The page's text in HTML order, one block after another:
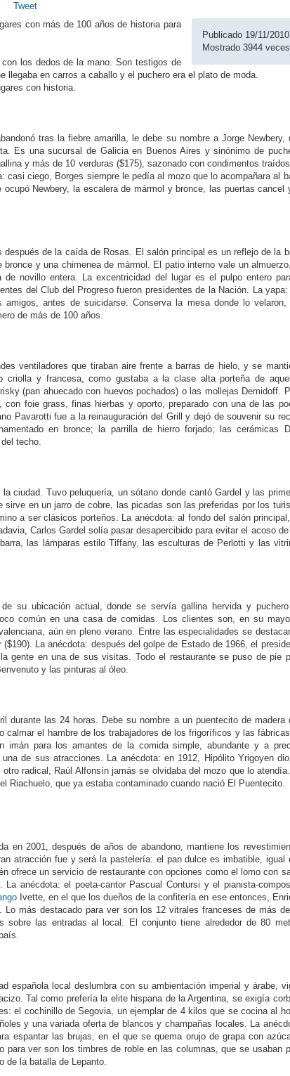
Tweet
Publicado 19/11/2010
Mostrado 3944
con más de 100 años de historia para
los dedos de la mano. Son testigos de
llegaba en carros a caballo y el puchero era el plato de moda.
con historia.
tras la fiebre amarilla, le debe su nombre a Jorge Newbery,
Es una sucursal de Galicia en Buenos Aires y sinónimo de
y más de 10 verduras ($175), sazonado con condimentos
casi ciego, Borges siempre le pedía al mozo que lo acompañara al
Newbery, la escalera de mármol y bronce, las puertas cancel
de la caída de Rosas. El salón principal es un reflejo de la
y una chimenea de mármol. El patio interno vale un
novillo entera. La excentricidad del lugar es el pulpo entero
del Club del Progreso fueron presidentes de la Nación. La
antes de suicidarse. Conserva la mesa donde lo velaron,
de más de 100 años.
ventiladores que tiraban aire frente a barras de hielo, y se
criolla y francesa, como gustaba a la clase alta porteña de
(pan ahuecado con huevos pochados) o las mollejas Demidoff.
foie grass, finas hierbas y oporto, preparado con una de las
Pavarotti fue a la reinauguración del Grill y dejó de souvenir su
en bronce; la parrilla de hierro forjado; las cerámicas
techo.
ciudad. Tuvo peluquería, un sótano donde cantó Gardel y las
en un jarro de cobre, las picadas son las preferidas por los
a ser clásicos porteños. La anécdota: al fondo del salón
Carlos Gardel solía pasar desapercibido para evitar el acoso
las lámparas estilo Tiffany, las esculturas de Perlotti y las
su ubicación actual, donde se servía gallina hervida y
común en una casa de comidas. Los clientes son, en su
aún en pleno verano. Entre las especialidades se
La anécdota: después del golpe de Estado de 1966, el
gente en una de sus visitas. Todo el restaurante se puso de pie
y las pinturas al óleo.
durante las 24 horas. Debe su nombre a un puentecito de madera
el hambre de los trabajadores de los frigoríficos y las
para los amantes de la comida simple, abundante y a
de sus atracciones. La anécdota: en 1912, Hipólito Yrigoyen
radical, Raúl Alfonsín jamás se olvidaba del mozo que lo
Riachuelo, que ya estaba contaminado cuando nació El Puentecito.
en 2001, después de años de abandono, mantiene los
atracción fue y será la pastelería: el pan dulce es imbatible, igual
ofrece un servicio de restaurante con opciones como el lomo con
anécdota: el poeta-cantor Pascual Contursi y el pianista-
Ivette, en el que los dueños de la confitería en ese entonces,
más destacado para ver son los 12 vitrales franceses de más
sobre las entradas al local. El conjunto tiene alrededor de 80
española local deslumbra con su ambientación imperial y árabe,
Tal como prefería la elite hispana de la Argentina, se exigía
el cochinillo de Segovia, un ejemplar de 4 kilos que se cocina al
y una variada oferta de blancos y champañas locales. La
espantar las brujas, en el que se quema orujo de grapa con
ver son los timbres de roble en las columnas, que se usaban
de la batalla de Lepanto.